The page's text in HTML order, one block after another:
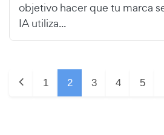
objetivo hacer que tu marca
IA utiliza...
1 2 3 4 5